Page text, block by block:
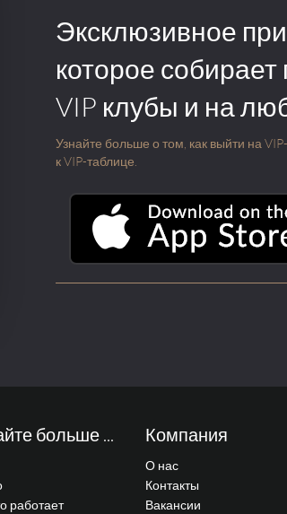
Эксклюзивное
которое
VIP клубы и на
Узнайте больше о том, как выйти на
к VIP-таблице.
больше ...
работает
Компания
О нас
Контакты
Вакансии